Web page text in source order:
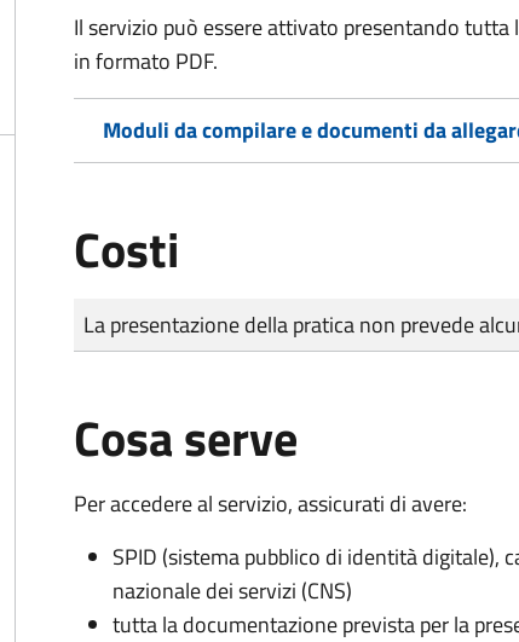
Il servizio può essere attivato presentando
in formato PDF.
Moduli da compilare e documenti da
Costi
Tipo di pagamento
Importo
La presentazione della pratica non prevede
Cosa serve
Per accedere al servizio, assicurati di avere:
SPID (sistema pubblico di identità digitale),
nazionale dei servizi (CNS)
tutta la documentazione prevista per la